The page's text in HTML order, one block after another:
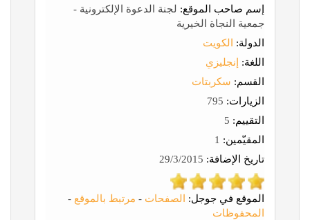
إسم صاحب الموقع: لجنة الدعوة الإلكترونية -
جمعية النجاة الخيرية
الدولة:
الكويت
اللغة:
إنجليزي
القسم: سكربتات
الزيارات:
التقييم:
المقيّمين:
تاريخ الإضافة:
الموقع في جوجل: الصفحات - مرتبط بالموقع -
المحفوظات